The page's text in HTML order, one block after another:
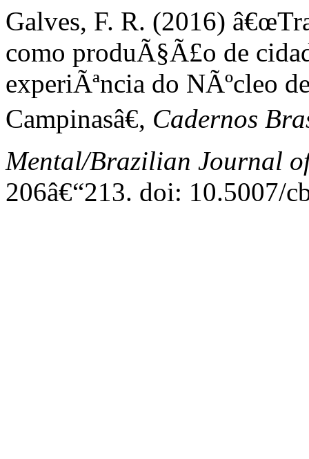
Galves, F. R. (2016)
como produÃ§Ã£o de
experiÃªncia do NÃºcleo
Campinasâ€, Cadernos
Mental/Brazilian Journal
206â€“213. doi: 10.5007/